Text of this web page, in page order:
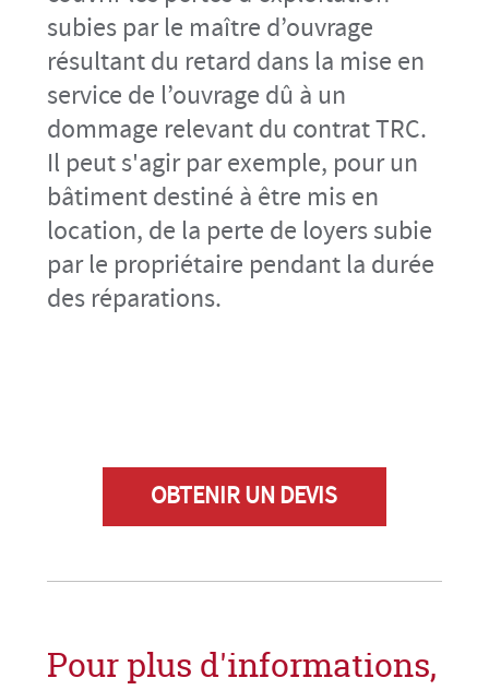
subies par le maître d’ouvrage
résultant du retard dans la mise en
service de l’ouvrage dû à un
dommage relevant du contrat TRC.
Il peut s'agir par exemple, pour un
bâtiment destiné à être mis en
location, de la perte de loyers subie
par le propriétaire pendant la durée
des réparations.
OBTENIR UN DEVIS
Pour plus d'informations,